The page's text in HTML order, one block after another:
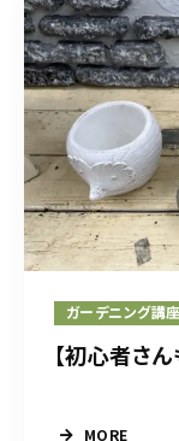
ガーデニング講座
【初心者さ
MORE